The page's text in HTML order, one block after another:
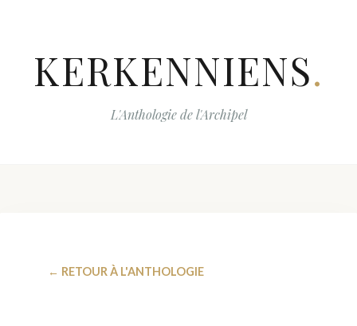
KERKENNIENS.
L'Anthologie de l'Archipel
← RETOUR À L'ANTHOLOGIE